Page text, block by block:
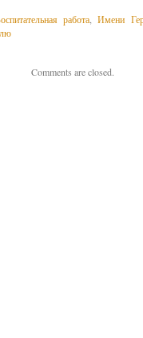
работа ,Имени
Comments are closed.